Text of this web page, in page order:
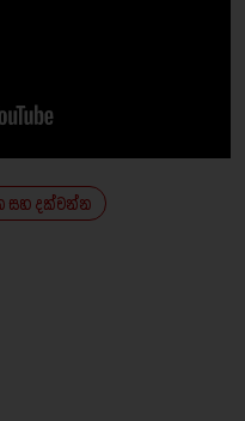
සහ දක්වන්න